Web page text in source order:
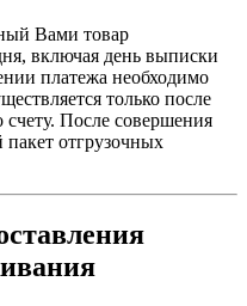
Вами товар
включая день выписки
платежа необходимо
только после
После совершения
отгрузочных